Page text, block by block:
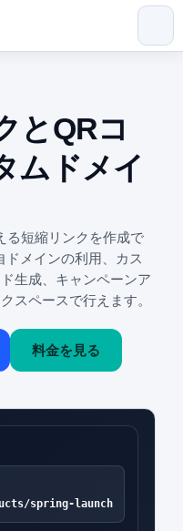
とQRコ
ムドメイ
る短縮リンクを作成で
ドメインの利用、カス
生成、キャンペーンア
スペースで行えます。
料金を見る
spring-launch